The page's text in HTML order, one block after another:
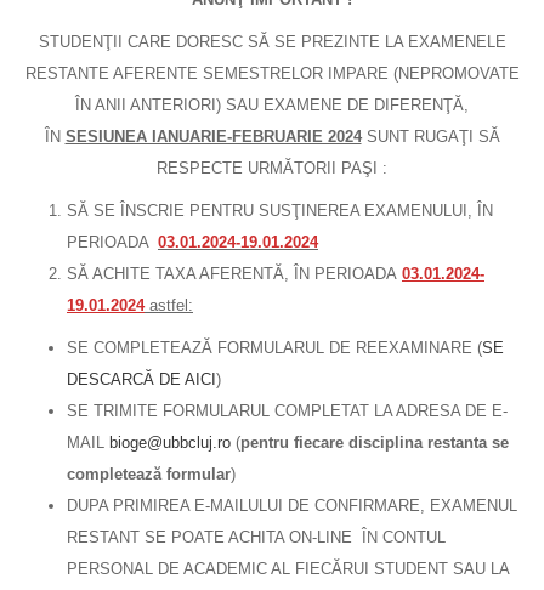
STUDENŢII CARE DORESC SĂ SE PREZINTE LA EXAMENELE
RESTANTE AFERENTE SEMESTRELOR IMPARE (NEPROMOVATE
ÎN ANII ANTERIORI) SAU EXAMENE DE DIFERENŢĂ,
ÎN SESIUNEA IANUARIE-FEBRUARIE 2024SUNT RUGAŢI SĂ
RESPECTE URMĂTORII PAŞI :
SĂ SE ÎNSCRIE PENTRU SUSŢINEREA EXAMENULUI, ÎN
PERIOADA 03.01.2024-19.01.2024
SĂ ACHITE TAXA AFERENTĂ, ÎN PERIOADA 03.01.2024-
19.01.2024astfel:
SE COMPLETEAZĂ FORMULARUL DE REEXAMINARE (SE
DESCARCĂ DE AICI )
SE TRIMITE FORMULARUL COMPLETAT LA ADRESA DE E-
MAIL bioge@ubbcluj.ro (pentru fiecare disciplina restanta se
completează formular)
DUPA PRIMIREA E-MAILULUI DE CONFIRMARE, EXAMENUL
RESTANT SE POATE ACHITA ON-LINE ÎN CONTUL
PERSONAL DE ACADEMIC AL FIECĂRUI STUDENT SAU LA